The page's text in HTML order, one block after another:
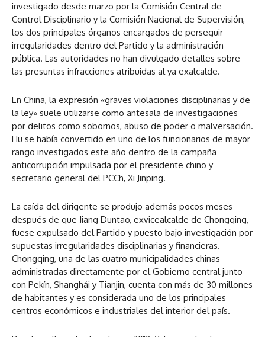
investigado desde marzo por la Comisión Central de
Control Disciplinario y la Comisión Nacional de Supervisión,
los dos principales órganos encargados de perseguir
irregularidades dentro del Partido y la administración
pública. Las autoridades no han divulgado detalles sobre
las presuntas infracciones atribuidas al ya exalcalde.
En China, la expresión «graves violaciones disciplinarias y de
la ley» suele utilizarse como antesala de investigaciones
por delitos como sobornos, abuso de poder o malversación.
Hu se había convertido en uno de los funcionarios de mayor
rango investigados este año dentro de la campaña
anticorrupción impulsada por el presidente chino y
secretario general del PCCh, Xi Jinping.
La caída del dirigente se produjo además pocos meses
después de que Jiang Duntao, exvicealcalde de Chongqing,
fuese expulsado del Partido y puesto bajo investigación por
supuestas irregularidades disciplinarias y financieras.
Chongqing, una de las cuatro municipalidades chinas
administradas directamente por el Gobierno central junto
con Pekín, Shanghái y Tianjin, cuenta con más de 30 millones
de habitantes y es considerada uno de los principales
centros económicos e industriales del interior del país.